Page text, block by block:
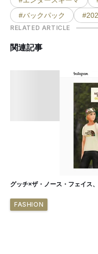
#バックパック
RELATED ARTICLE
関連記事
グッチ×ザ・ノース・フェイス
FASHION